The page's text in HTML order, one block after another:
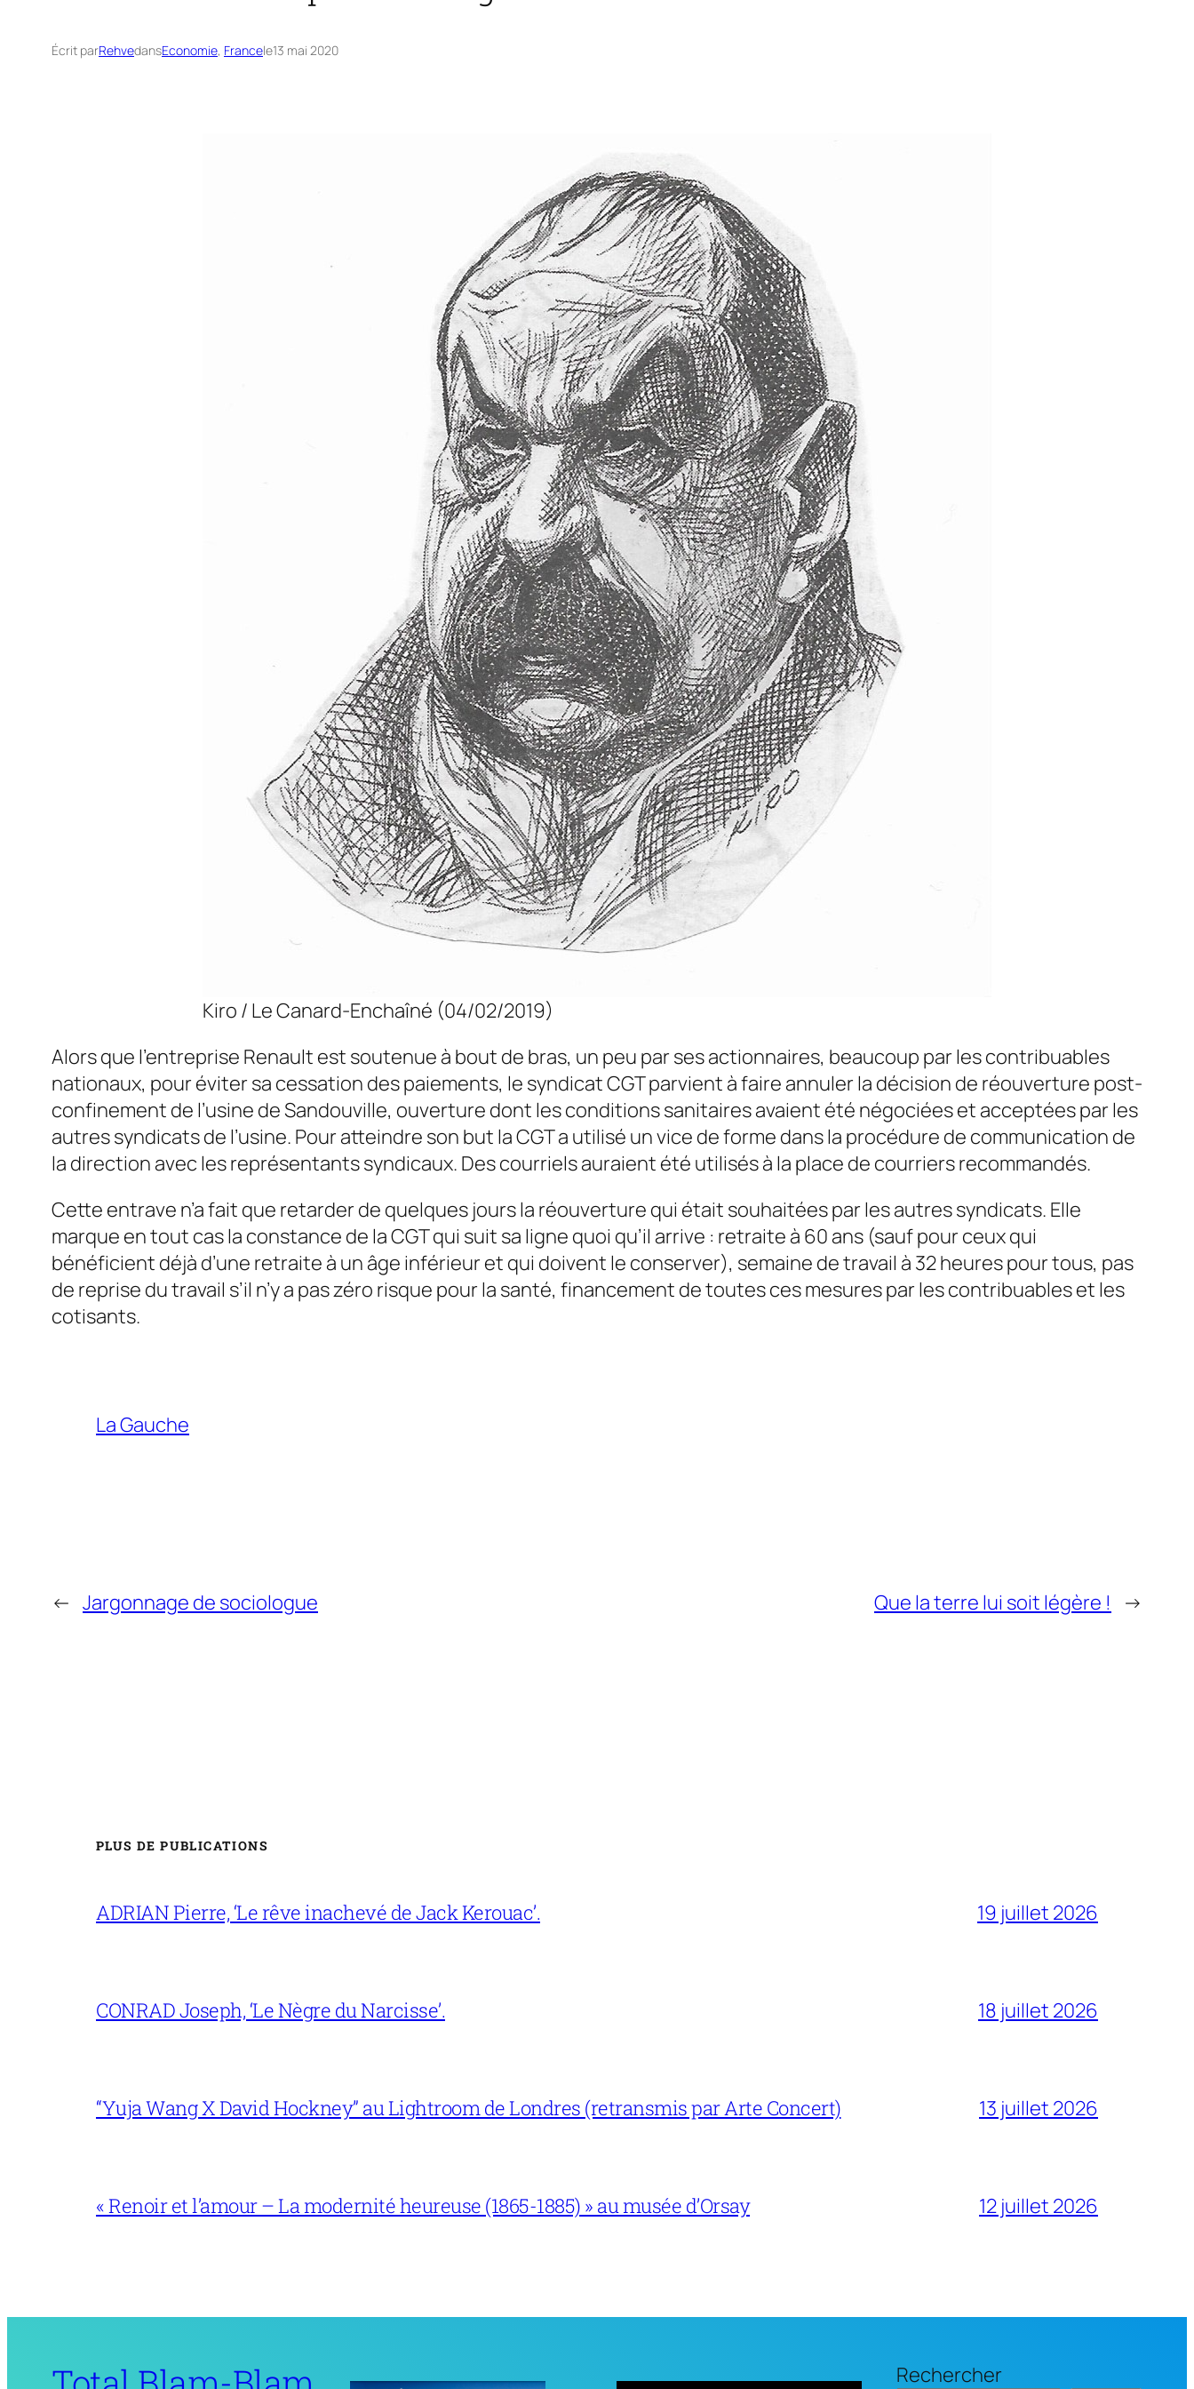
Écrit parRehvedansEconomie, Francele13 mai 2020
Kiro / Le Canard-Enchaîné (04/02/2019)
Alors que l’entreprise Renault est soutenue à bout de bras, un peu par ses actionnaires, beaucoup par les contribuables
nationaux, pour éviter sa cessation des paiements, le syndicat CGT parvient à faire annuler la décision de réouverture post-
confinement de l’usine de Sandouville, ouverture dont les conditions sanitaires avaient été négociées et acceptées par les
autres syndicats de l’usine. Pour atteindre son but la CGT a utilisé un vice de forme dans la procédure de communication de
la direction avec les représentants syndicaux. Des courriels auraient été utilisés à la place de courriers recommandés.
Cette entrave n’a fait que retarder de quelques jours la réouverture qui était souhaitées par les autres syndicats. Elle
marque en tout cas la constance de la CGT qui suit sa ligne quoi qu’il arrive : retraite à 60 ans (sauf pour ceux qui
bénéficient déjà d’une retraite à un âge inférieur et qui doivent le conserver), semaine de travail à 32 heures pour tous, pas
de reprise du travail s’il n’y a pas zéro risque pour la santé, financement de toutes ces mesures par les contribuables et les
cotisants.
La Gauche
← Jargonnage de sociologue Que la terre lui soit légère ! →
PLUS DE PUBLICATIONS
ADRIAN Pierre, ‘Le rêve inachevé de Jack Kerouac’. 19 juillet 2026
CONRAD Joseph, ‘Le Nègre du Narcisse’. 18 juillet 2026
“Yuja Wang X David Hockney” au Lightroom de Londres (retransmis par Arte Concert) 13 juillet 2026
« Renoir et l’amour – La modernité heureuse (1865-1885) » au musée d’Orsay 12 juillet 2026
Rechercher